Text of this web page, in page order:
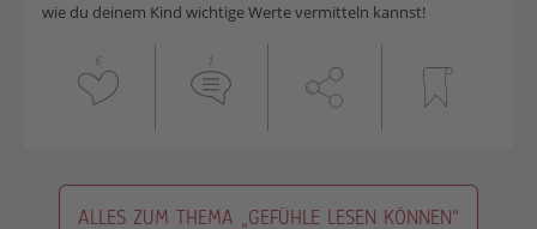
wie du deinem Kind wichtige Werte vermitteln kannst!
6 1
ALLES ZUM THEMA „GEFÜHLE LESEN KÖNNEN“